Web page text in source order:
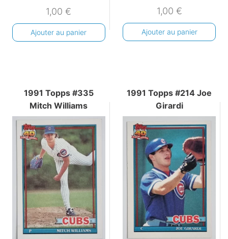
1,00€
Ajouter au panier
1,00 €
Ajouter au panier
1991 Topps #335
Mitch Williams
1991 Topps #214 Joe
Girardi